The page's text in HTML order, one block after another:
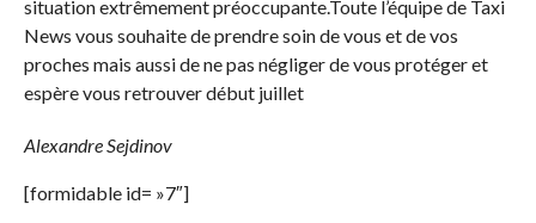
situation extrêmement préoccupante.Toute l’équipe de Taxi
News vous souhaite de prendre soin de vous et de vos
proches mais aussi de ne pas négliger de vous protéger et
espère vous retrouver début juillet
Alexandre Sejdinov
[formidable id= »7″]